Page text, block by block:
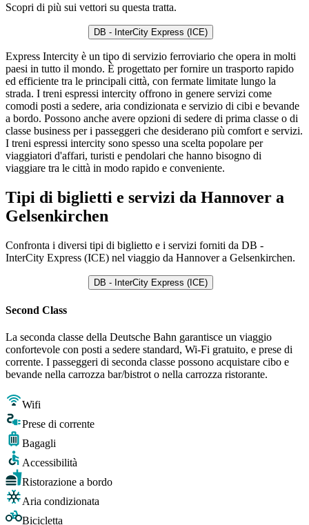
Scopri di più sui vettori su questa tratta.
DB - InterCity Express (ICE)
Express Intercity è un tipo di servizio ferroviario che opera in molti
paesi in tutto il mondo. È progettato per fornire un trasporto rapido
ed efficiente tra le principali città, con fermate limitate lungo la
strada. I treni espressi intercity offrono in genere servizi come
comodi posti a sedere, aria condizionata e servizio di cibi e bevande
a bordo. Possono anche avere opzioni di sedere di prima classe o di
classe business per i passeggeri che desiderano più comfort e servizi.
I treni espressi intercity sono spesso una scelta popolare per
viaggiatori d'affari, turisti e pendolari che hanno bisogno di
viaggiare tra le città in modo rapido e conveniente.
Tipi di biglietti e servizi da Hannover a
Gelsenkirchen
Confronta i diversi tipi di biglietto e i servizi forniti da DB -
InterCity Express (ICE) nel viaggio da Hannover a Gelsenkirchen.
DB - InterCity Express (ICE)
Second Class
La seconda classe della Deutsche Bahn garantisce un viaggio
confortevole con posti a sedere standard, Wi-Fi gratuito, e prese di
corrente. I passeggeri di seconda classe possono acquistare cibo e
bevande nella carrozza bar/bistrot o nella carrozza ristorante.
Wifi
Prese di corrente
Bagagli
Accessibilità
Ristorazione a bordo
Aria condizionata
Bicicletta